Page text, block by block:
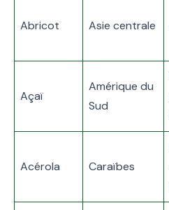
Abricot Asie centrale
Açaï
Amérique du
Sud
Acérola Caraïbes